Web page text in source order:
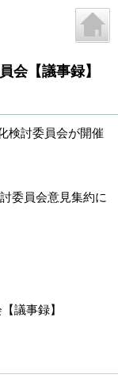
会【議事録】
検討委員会が開催
委員会意見集約に
議事録】